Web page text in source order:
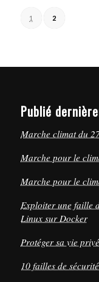
1 2
Publié
Marche climat du
Marche pour le
Marche pour le
Exploiter une faille
Linux sur Docker
Protéger sa vie
10 failles de